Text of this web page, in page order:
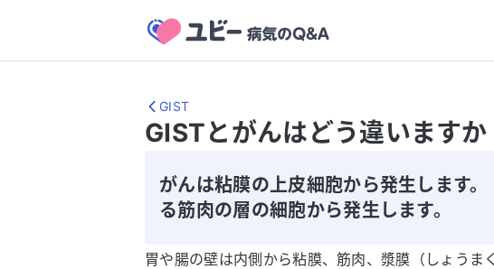
GIST
GISTとがんはどう違いますか
がんは粘膜の上皮細胞から発生します
る筋肉の層の細胞から発生します。
胃や腸の壁は内側から粘膜、筋肉、漿膜（しょうま